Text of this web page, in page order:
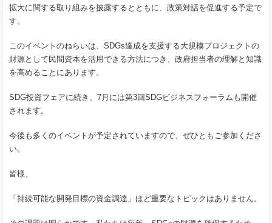
拡大に関する取り組みを披露するとともに、政策対話を促進する予定で
す。
このイベントのねらいは、SDGs達成を支援する大規模プロジェクトの
財源として民間資本を活用できる方法につき、政府担当者の理解と知識
を高めることにあります。
SDG投資フェアに続き、7月には第3回SDGビジネスフォーラムも開催
されます。
今後も多くのイベントが予定されていますので、ぜひともご参加くださ
い。
皆様、
「持続可能な開発目標の資金調達」ほど重要なトピックはありません。